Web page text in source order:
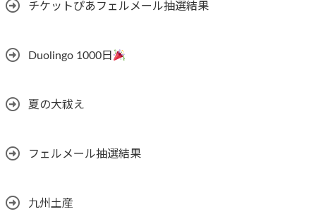
チケットぴあフェルメール抽選結果
Duolingo 1000日
夏の大祓え
フェルメール抽選結果
九州土産